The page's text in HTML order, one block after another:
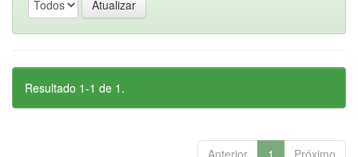
Resultado 1-1 de 1.
Anterior 1 Próximo